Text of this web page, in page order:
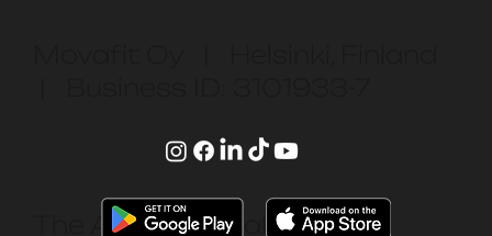
The App is available